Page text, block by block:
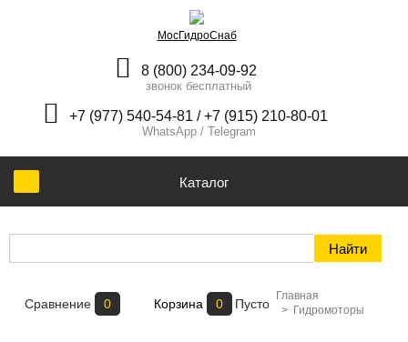
МосГидроСнаб
8 (800) 234-09-92
звонок бесплатный
+7 (977) 540-54-81 / +7 (915) 210-80-01
WhatsApp / Telegram
Каталог
Сравнение 0 Корзина 0 Пусто
Главная
> Гидромоторы